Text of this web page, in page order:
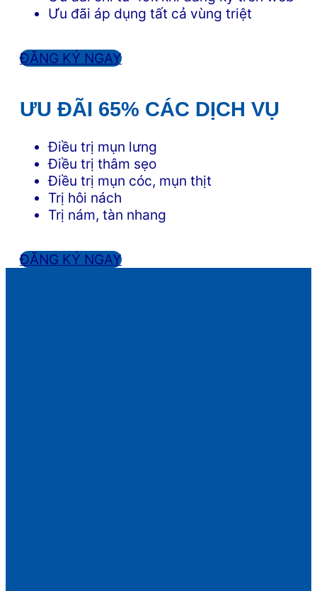
Ưu đãi áp dụng tất cả vùng triệt
ĐĂNG KÝ NGAY
ƯU ĐÃI 65% CÁC DỊCH VỤ
Điều trị mụn lưng
Điều trị thâm sẹo
Điều trị mụn cóc, mụn thịt
Trị hôi nách
Trị nám, tàn nhang
ĐĂNG KÝ NGAY